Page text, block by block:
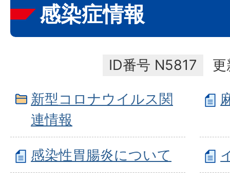
感染症情報
ID番号 N5817
新型コロナウイルス関
連情報
感染性胃腸炎について